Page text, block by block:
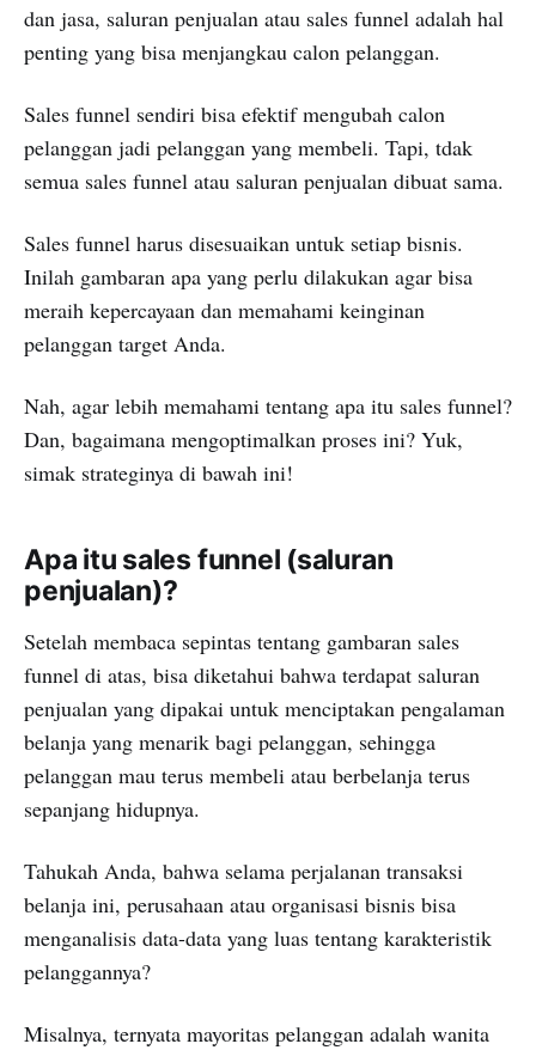
dan jasa, saluran penjualan atau sales funnel adalah hal
penting yang bisa menjangkau calon pelanggan.
Sales funnel sendiri bisa efektif mengubah calon
pelanggan jadi pelanggan yang membeli. Tapi, tdak
semua sales funnel atau saluran penjualan dibuat sama.
Sales funnel harus disesuaikan untuk setiap bisnis.
Inilah gambaran apa yang perlu dilakukan agar bisa
meraih kepercayaan dan memahami keinginan
pelanggan target Anda.
Nah, agar lebih memahami tentang apa itu sales funnel?
Dan, bagaimana mengoptimalkan proses ini? Yuk,
simak strateginya di bawah ini!
Apa itu sales funnel (saluran
penjualan)?
Setelah membaca sepintas tentang gambaran sales
funnel di atas, bisa diketahui bahwa terdapat saluran
penjualan yang dipakai untuk menciptakan pengalaman
belanja yang menarik bagi pelanggan, sehingga
pelanggan mau terus membeli atau berbelanja terus
sepanjang hidupnya.
Tahukah Anda, bahwa selama perjalanan transaksi
belanja ini, perusahaan atau organisasi bisnis bisa
menganalisis data-data yang luas tentang karakteristik
pelanggannya?
Misalnya, ternyata mayoritas pelanggan adalah wanita